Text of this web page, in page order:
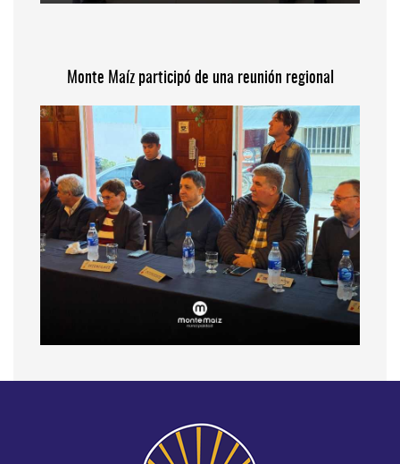
Monte Maíz participó de una reunión regional